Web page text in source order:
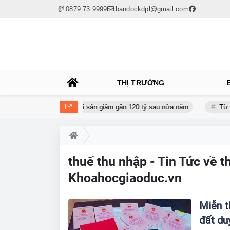
0879 73 9999 bandockdpl@gmail.com
THỊ TRƯỜNG
lỗ gần 16 tỷ đồng, tài sản giảm gần 120 tỷ sau nửa năm Từ
thuế thu nhập - Tin Tức về
Khoahocgiaoduc.vn
Miễn
đất